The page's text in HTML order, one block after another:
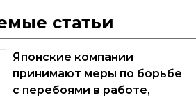
статьи
Японские компании
принимают меры по борьбе
с перебоями в работе,